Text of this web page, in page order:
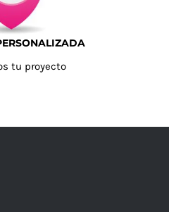
tu proyecto